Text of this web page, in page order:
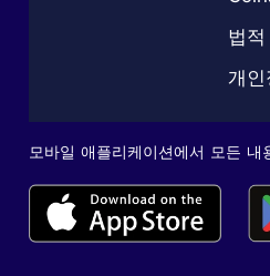
법적
개
모바일 애플리케이션에서 모든 내